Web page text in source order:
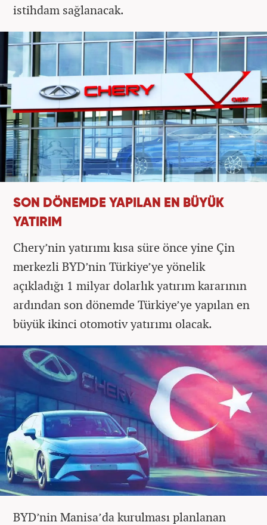
istihdam sağlanacak.
SON DÖNEMDE YAPILAN EN BÜYÜK
YATIRIM
Chery’nin yatırımı kısa süre önce yine Çin
merkezli BYD’nin Türkiye’ye yönelik
açıkladığı 1 milyar dolarlık yatırım kararının
ardından son dönemde Türkiye’ye yapılan en
büyük ikinci otomotiv yatırımı olacak.
BYD’nin Manisa’da kurulması planlanan